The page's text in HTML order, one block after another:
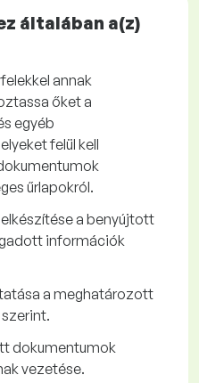
általában a(z)
annak
őket a
egyéb
felül kell
űrlapokról.
a benyújtott
információk
a meghatározott
dokumentumok
vezetése.